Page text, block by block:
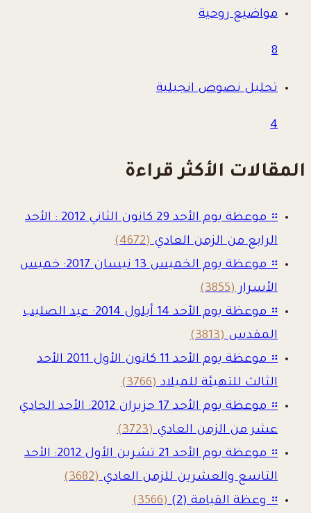
مواضيع روحية
8
تحليل نصوص انجيلية
4
المقالات الأكثر قراءة
።
موعظة يوم الأحد 29 كانون الثاني 2012 : الأحد
الرابع من الزمن العادي(4672)
።
موعظة يوم الخميس 13 نيسان 2017: خميس
الأسرار(3855)
።
موعظة يوم الأحد 14 أيلول 2014: عيد الصليب
المقدس(3813)
።
موعظة يوم الأحد 11 كانون الأول 2011 الأحد
الثالث للتهيئة للميلاد(3766)
።
موعظة يوم الأحد 17 حزيران 2012: الأحد الحادي
عشر من الزمن العادي(3723)
።
موعظة يوم الأحد 21 تشرين الأول 2012: الأحد
التاسع والعشرين للزمن العادي(3682)
። وعظة القيامة (2)
(3566)